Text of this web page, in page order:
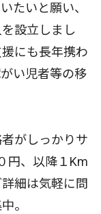
たいと願い、
設立しまし
にも長年携わ
い児者等の移
がしっかりサ
円、以降１Km
細は気軽に問
。